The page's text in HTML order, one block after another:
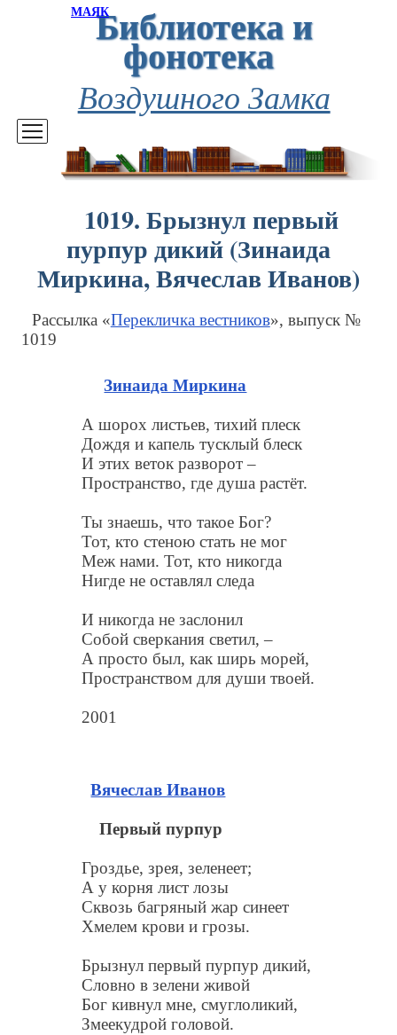
МАЯКБиблиотека и
фонотека
Воздушного Замка
1019. Брызнул первый
пурпур дикий (Зинаида
Миркина, Вячеслав Иванов)
Рассылка «Перекличка вестников», выпуск №
1019
Зинаида Миркина
А шорох листьев, тихий плеск
Дождя и капель тусклый блеск
И этих веток разворот –
Пространство, где душа растёт.
Ты знаешь, что такое Бог?
Тот, кто стеною стать не мог
Меж нами. Тот, кто никогда
Нигде не оставлял следа
И никогда не заслонил
Собой сверкания светил, –
А просто был, как ширь морей,
Пространством для души твоей.
2001
Вячеслав Иванов
Первый пурпур
Гроздье, зрея, зеленеет;
А у корня лист лозы
Сквозь багряный жар синеет
Хмелем крови и грозы.
Брызнул первый пурпур дикий,
Словно в зелени живой
Бог кивнул мне, смуглоликий,
Змеекудрой головой.